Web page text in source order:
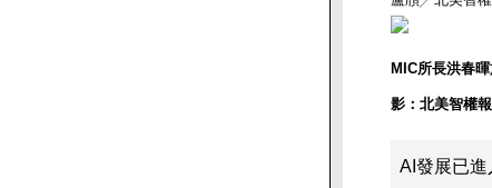
MIC所長洪春
影：北美智權
AI發展已